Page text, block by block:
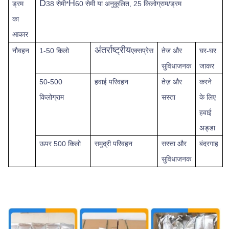
ड्रम
का
आकार
D38 सेमी*H60 सेमी या अनुकूलित, 25 किलोग्राम/ड्रम
नौवहन 1-50 किलो अंतर्राष्ट्रीयएक्सप्रेस तेज और
सुविधाजनक
घर-घर
जाकर
50-500
किलोग्राम
हवाई परिवहन
तेज़ और
सस्ता
करने
के लिए
हवाई
अड्डा
ऊपर 500 किलो समुद्री परिवहन
सस्ता और
सुविधाजनक
बंदरगाह